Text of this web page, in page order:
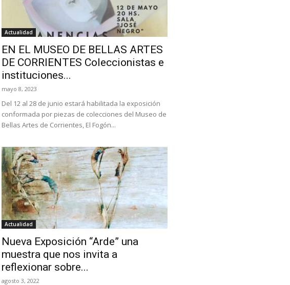
Actualidad
EN EL MUSEO DE BELLAS ARTES
DE CORRIENTES Coleccionistas e
instituciones...
mayo 8, 2023
Del 12 al 28 de junio estará habilitada la exposición
conformada por piezas de colecciones del Museo de
Bellas Artes de Corrientes, El Fogón...
Actualidad
Nueva Exposición “Arde” una
muestra que nos invita a
reflexionar sobre...
agosto 3, 2022